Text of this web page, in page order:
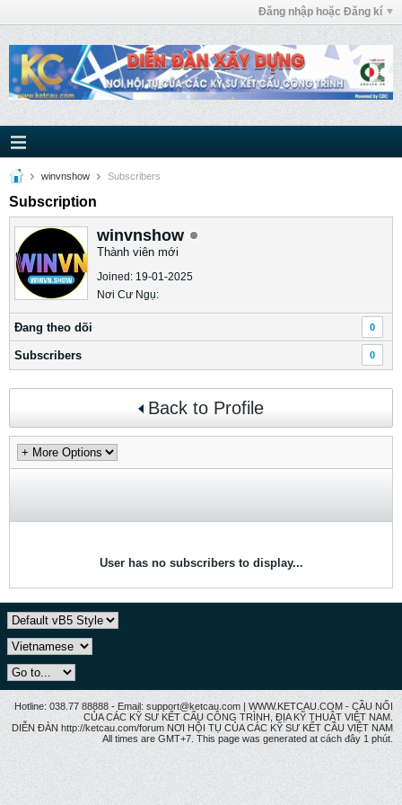
Đăng nhập hoặc Đăng kí
winvnshow Subscribers
Subscription
winvnshow
Thành viên mới
Joined: 19-01-2025
Nơi Cư Ngụ:
Ðang theo dõi 0
Subscribers 0
Back to Profile
User has no subscribers to display...
Hotline: 038.77 88888 - Email: support@ketcau.com | WWW.KETCAU.COM - CẦU NỐI
CỦA CÁC KỸ SƯ KẾT CẤU CÔNG TRÌNH, ĐỊA KỸ THUẬT VIỆT NAM.
DIỄN ĐÀN http://ketcau.com/forum NƠI HỘI TỤ CỦA CÁC KỸ SƯ KẾT CÂU VIỆT NAM
All times are GMT+7. This page was generated at cách đây 1 phút.